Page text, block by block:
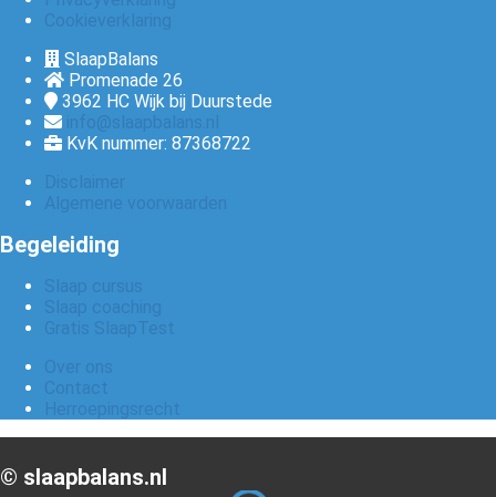
SlaapBalans
Promenade 26
3962 HC Wijk bij Duurstede
KvK nummer: 87368722
Begeleiding
©️ slaapbalans.nl